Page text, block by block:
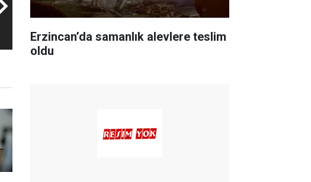
Erzincan’da samanlık alevlere teslim
oldu